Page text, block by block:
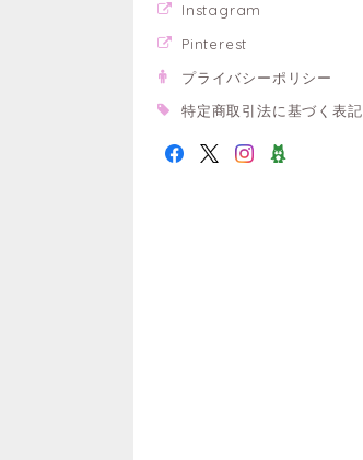
Instagram
Pinterest
プライバシーポリシー
特定商取引法に基づく表記